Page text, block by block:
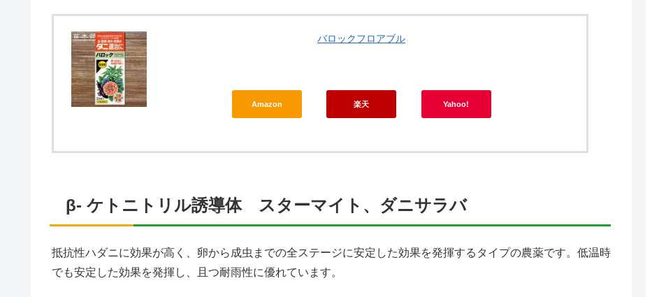
バロックフロアブル
Amazon 楽天 Yahoo!
β- ケトニトリル誘導体 スターマイト、ダニサラバ
抵抗性ハダニに効果が高く、卵から成虫までの全ステージに安定した効果を発揮するタイプの農薬です。低温時
でも安定した効果を発揮し、且つ耐雨性に優れています。